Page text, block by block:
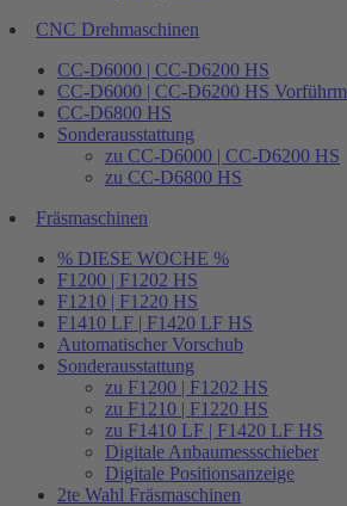
CNC Drehmaschinen
CC-D6000 | CC-D6200 HS
CC-D6000 | CC-D6200 HS
CC-D6800 HS
Sonderausstattung
zu CC-D6000 | CC-D6200 HS
zu CC-D6800 HS
Fräsmaschinen
% DIESE WOCHE %
F1200 | F1202 HS
F1210 | F1220 HS
F1410 LF | F1420 LF HS
Automatischer Vorschub
Sonderausstattung
zu F1200 | F1202 HS
zu F1210 | F1220 HS
zu F1410 LF | F1420 LF HS
Digitale Anbaumessschieber
Digitale Positionsanzeige
2te Wahl Fräsmaschinen